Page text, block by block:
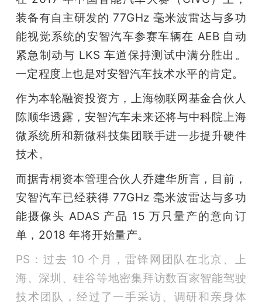
装备有自主研发的 77GHz 毫米波雷达与多功
能视觉系统的安智汽车参赛车辆在 AEB 自动
紧急制动与 LKS 车道保持测试中满分胜出。
一定程度上也是对安智汽车技术水平的肯定。
作为本轮融资投资方，上海物联网基金合伙人
陈顺华透露，安智汽车未来还将与中科院上海
微系统所和新微科技集团联手进一步提升硬件
技术。
而据青桐资本管理合伙人乔建华所言，目前，
安智汽车已经获得 77GHz 毫米波雷达与多功
能摄像头 ADAS 产品 15 万只量产的意向订
单，2018 年将开始量产。
PS：过去 10 个月，雷锋网团队在北京、上
海、深圳、硅谷等地密集拜访数百家智能驾驶
技术团队，经过了一手采访、调研和亲身体